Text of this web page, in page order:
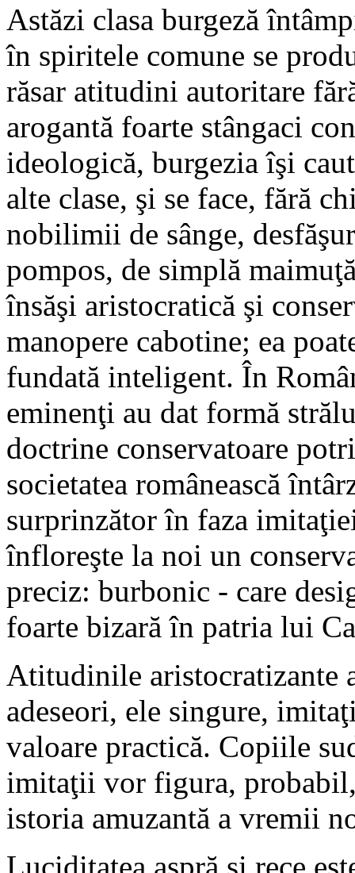
Astăzi clasa burgeză
în spiritele comune se
răsar atitudini autoritare
arogantă foarte stângaci
ideologică, burgezia îşi
alte clase, şi se face, fără
nobilimii de sânge,
pompos, de simplă
însăşi aristocratică şi
manopere cabotine; ea
fundată inteligent. În
eminenţi au dat formă
doctrine conservatoare
societatea românească
surprinzător în faza
înfloreşte la noi un
preciz: burbonic - care
foarte bizară în patria lui
Atitudinile aristocratizante
adeseori, ele singure,
valoare practică. Copiile
imitaţii vor figura,
istoria amuzantă a vremii
Luciditatea aspră şi rece